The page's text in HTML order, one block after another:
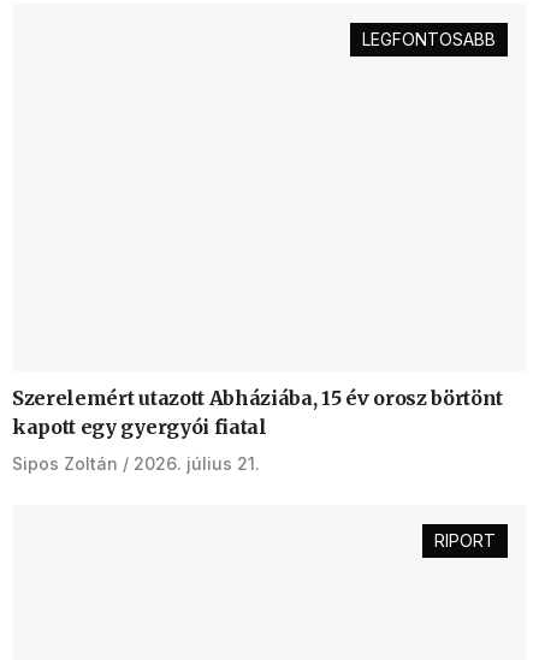
LEGFONTOSABB
Szerelemért utazott Abháziába, 15 év orosz börtönt
kapott egy gyergyói fiatal
Sipos Zoltán 2026. július 21.
RIPORT